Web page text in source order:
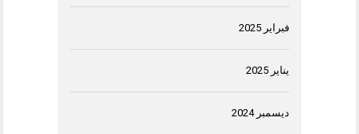
فبراير 2025
يناير 2025
ديسمبر 2024